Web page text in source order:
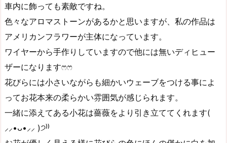
車内に飾っても素敵ですね。
色々なアロマストーンがあるかと思いますが、私の作品は
アメリカンフラワーが主体になっています。
ワイヤーから手作りしていますので他には無いディヒュー
ザーになりますෆෆ
花びらには小さいながらも細かいウェーブをつける事によ
ってお花本来の柔らかい雰囲気が感じられます。
一緒に添えてある小花は薔薇をより引き立ててくれます(
⸝⸝•ᴗ•⸝⸝ )੭⁾⁾